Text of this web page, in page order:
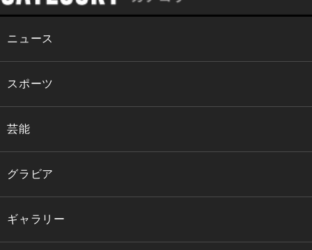
ニュース
スポーツ
芸能
グラビア
ギャラリー